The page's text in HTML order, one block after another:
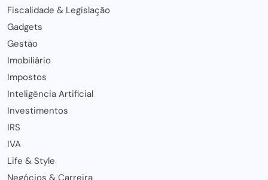
Fiscalidade & Legislação
Gadgets
Gestão
Imobiliário
Impostos
Inteligência Artificial
Investimentos
IRS
IVA
Life & Style
Negócios & Carreira